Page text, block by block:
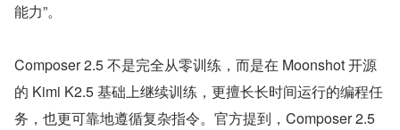
能力”。
Composer 2.5 不是完全从零训练，而是在 Moonshot 开源
的 Kimi K2.5 基础上继续训练，更擅长长时间运行的编程任
务，也更可靠地遵循复杂指令。官方提到，Composer 2.5